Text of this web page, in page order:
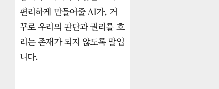
편리하게 만들어줄 AI가, 거
꾸로 우리의 판단과 권리를 흐
리는 존재가 되지 않도록 말입
니다.